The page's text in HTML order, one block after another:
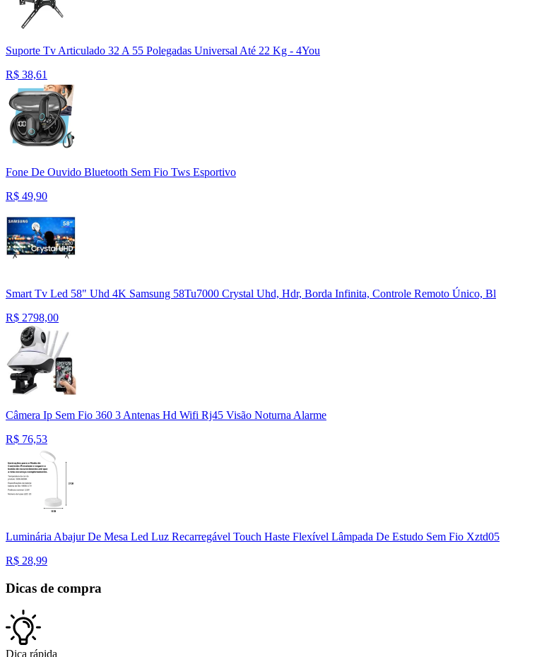
Suporte Tv Articulado 32 A 55 Polegadas Universal Até 22 Kg - 4You
R$ 38,61
Fone De Ouvido Bluetooth Sem Fio Tws Esportivo
R$ 49,90
Smart Tv Led 58" Uhd 4K Samsung 58Tu7000 Crystal Uhd, Hdr, Borda Infinita, Controle Remoto Único, Bl
R$ 2798,00
Câmera Ip Sem Fio 360 3 Antenas Hd Wifi Rj45 Visão Noturna Alarme
R$ 76,53
Luminária Abajur De Mesa Led Luz Recarregável Touch Haste Flexível Lâmpada De Estudo Sem Fio Xztd05
R$ 28,99
Dicas de compra
Dica rápida